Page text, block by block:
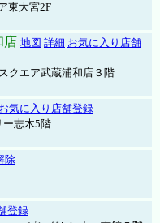
東大宮2F
店 地図 詳細 お気に入り店舗
クエア武蔵浦和店３階
お気に入り店舗登録
志木5階
除
登録